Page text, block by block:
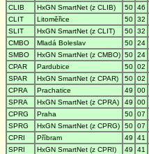
CLIB
HxGN SmartNet (z CLIB) 50 46
CLIT
Litoměřice 50 32
SLIT
HxGN SmartNet (z CLIT) 50 32
CMBO
Mladá Boleslav 50 24
SMBO
HxGN SmartNet (z CMBO) 50 24
CPAR
Pardubice 50 02
SPAR
HxGN SmartNet (z CPAR) 50 02
CPRA
Prachatice 49 00
SPRA
HxGN SmartNet (z CPRA) 49 00
CPRG
Praha 50 07
SPRG
HxGN SmartNet (z CPRG) 50 07
CPRI
Příbram 49 41
SPRI
HxGN SmartNet (z CPRI) 49 41